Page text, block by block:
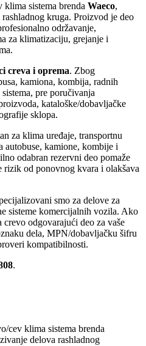
klima sistema brenda Waeco,
kruga. Proizvod je deo
održavanje,
za klimatizaciju, grejanje i
creva i oprema. Zbog
kamiona, kombija, radnih
pre poručivanja
kataloške/dobavljačke
sklopa.
za klima uređaje, transportnu
kamione, kombije i
odabran rezervni deo pomaže
rizik od ponovnog kvara i olakšava
smo za delove za
sisteme komercijalnih vozila. Ako
odgovarajući deo za vaše
dela, MPN/dobavljačku šifru
kompatibilnosti.
.
cev klima sistema brenda
delova rashladnog